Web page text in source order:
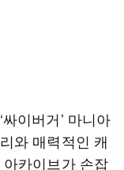
이버거’ 마니아
와 매력적인 캐
카이브가 손잡